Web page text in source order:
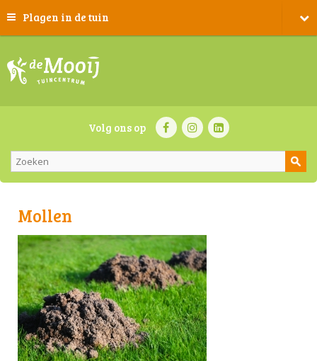
Plagen in de tuin
Volg ons op
Mollen